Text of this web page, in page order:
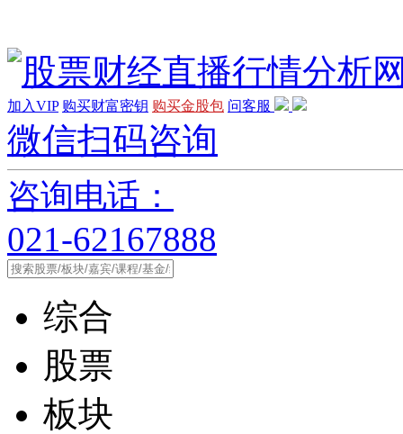
加入VIP 购买财富密钥 购买金股包 问客服
微信扫码咨询
咨询电话：
021-62167888
综合
股票
板块